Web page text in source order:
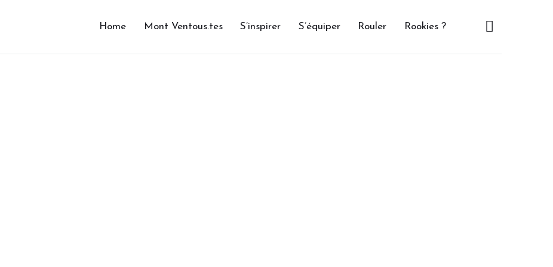
Home Mont Ventous.tes S’inspirer S’équiper Rouler Rookies ?